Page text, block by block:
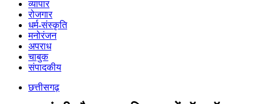
व्यापार
रोजगार
धर्म-संस्कृति
मनोरंजन
अपराध
चाबुक
संपादकीय
छत्तीसगढ़